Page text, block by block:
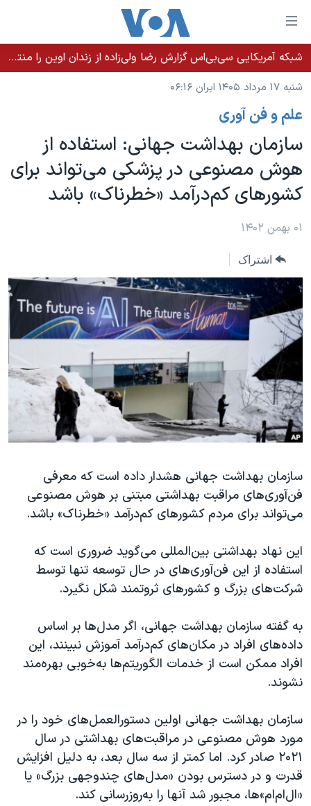
لینکهای
قابل
دسترسی
جهش
محتوای
اصلی
جهش
به
صفحه
جهش
خانه
نسخه سبک وب‌سایت
موضوع ها
ایران
آمریکا
جهان
ورزشی
ویدیوها
فرهنگ و زندگی
حقوق شهروندی
اقتصادی
علم و فناوری
اسرائیل در جنگ
آرشیو پخش زنده
برنامه های تلویزیونی
جدول برنامه ها
صفحه‌های ویژه
جام جهانی ۲۰۲۶
بایگانی برنامه‌های تلویزیونی
مستندها
انتخابات ریاست جمهوری آمریکا ۲۰۲۴
حمله جمهوری اسلامی به اسرائیل
رمز مهسا
ورزش زنان در ایران
مجموعه مستندهای دادخواهی
تریبونال مردمی آبان ۹۸
دادگاه حمید نوری
چهل سال گروگان‌گیری
قانون شفافیت دارائی کادر رهبری ایران
اعتراضات مردمی آبان ۹۸
اسرائیل در جنگ
نرگس محمدی برنده جایزه نوبل صلح
همایش محافظه‌کاران آمریکا «سی‌پک»
سفر پرزیدنت ترامپ به چین
فرکانس‌های صدای آمریکا
پخش رادیویی
یادگیری زبان انگلیسی
دنبال کنید
زبانهای مختلف
شبکه آمریکایی سی‌بی‌‌اس گزارش رضا ولی‌زاده از زندان اوین را منتشر کرد؛ کامران حکمتی پیش از آغاز شیمی‌درمانی به زندان بازگردانده شد
شنبه ۱۷ مرداد ۱۴۰۵ ایران ۰۶:۱۶
علم و فن آوری
سازمان بهداشت جهانی: استفاده از
هوش مصنوعی در پزشکی می‌تواند برای
کشورهای کم‌درآمد «خطرناک» باشد
۰۱ بهمن ۱۴۰۲
اشتراک
سازمان بهداشت جهانی هشدار داده است که معرفی
فن‌آوری‌های مراقبت بهداشتی مبتنی بر هوش مصنوعی
می‌تواند برای مردم کشورهای کم‌درآمد «خطرناک» باشد.
این نهاد بهداشتی بین‌المللی می‌گوید ضروری است که
استفاده از این فن‌آوری‌های در حال توسعه تنها توسط
شرکت‌های بزرگ و کشورهای ثروتمند شکل نگیرد.
به گفته سازمان بهداشت جهانی، اگر مدل‌ها بر اساس
داده‌های افراد در مکان‌های کم‌درآمد آموزش نبینند، این
افراد ممکن است از خدمات الگوریتم‌ها به‌خوبی بهره‌مند
نشوند.
سازمان بهداشت جهانی اولین دستورالعمل‌های خود را در
مورد هوش مصنوعی در مراقبت‌های بهداشتی در سال
۲۰۲۱ صادر کرد. اما کمتر از سه سال بعد، به دلیل افزایش
قدرت و در دسترس بودن «مدل‌های چندوجهی بزرگ» یا
«ال‌ام‌ام»‌ها، مجبور شد آنها را به‌روزرسانی کند.